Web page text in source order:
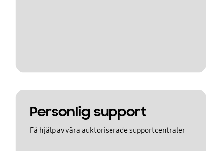
Personlig support
Få hjälp av våra auktoriserade supportcentraler